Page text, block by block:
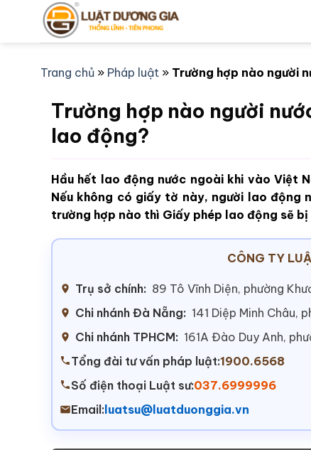
Trang chủ » Pháp luật » Trường hợp nào người
Trường hợp nào người
lao động?
Hầu hết lao động nước ngoài khi vào Việt
Nếu không có giấy tờ này, người lao động
trường hợp nào thì Giấy phép lao động sẽ bị
CÔNG TY
Trụ sở chính: 89 Tô Vĩnh Diện, phường
Chi nhánh Đà Nẵng: 141 Diệp Minh Châu,
Chi nhánh TPHCM: 161A Đào Duy Anh,
Tổng đài tư vấn pháp luật:1900.6568
Số điện thoại Luật sư:037.6999996
Email: luatsu@luatduonggia.vn